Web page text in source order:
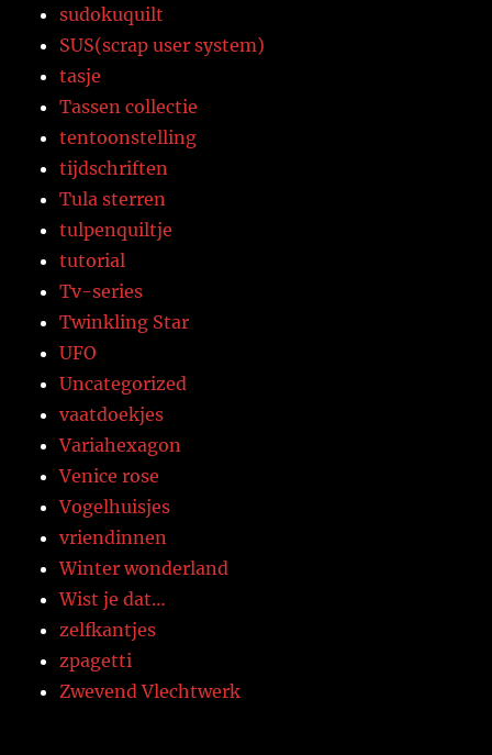
sudokuquilt
SUS(scrap user system)
tasje
Tassen collectie
tentoonstelling
tijdschriften
Tula sterren
tulpenquiltje
tutorial
Tv-series
Twinkling Star
UFO
Uncategorized
vaatdoekjes
Variahexagon
Venice rose
Vogelhuisjes
vriendinnen
Winter wonderland
Wist je dat…
zelfkantjes
zpagetti
Zwevend Vlechtwerk